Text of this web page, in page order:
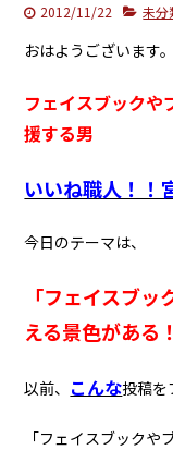
2012/11/22 未分
おはようございます。
フェイスブックや
援する男
いいね職人！！
今日のテーマは、
「フェイスブ
える景色がある
以前、 こんな投稿を
「フェイスブックや